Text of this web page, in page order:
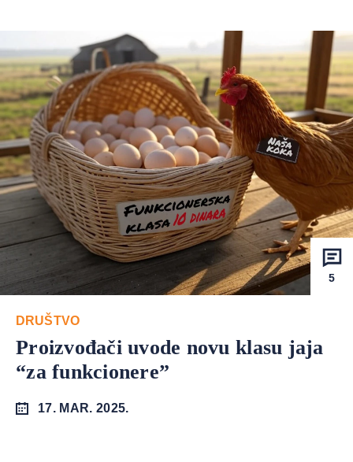
5
DRUŠTVO
Proizvođači uvode novu klasu jaja
“za funkcionere”
17. MAR. 2025.